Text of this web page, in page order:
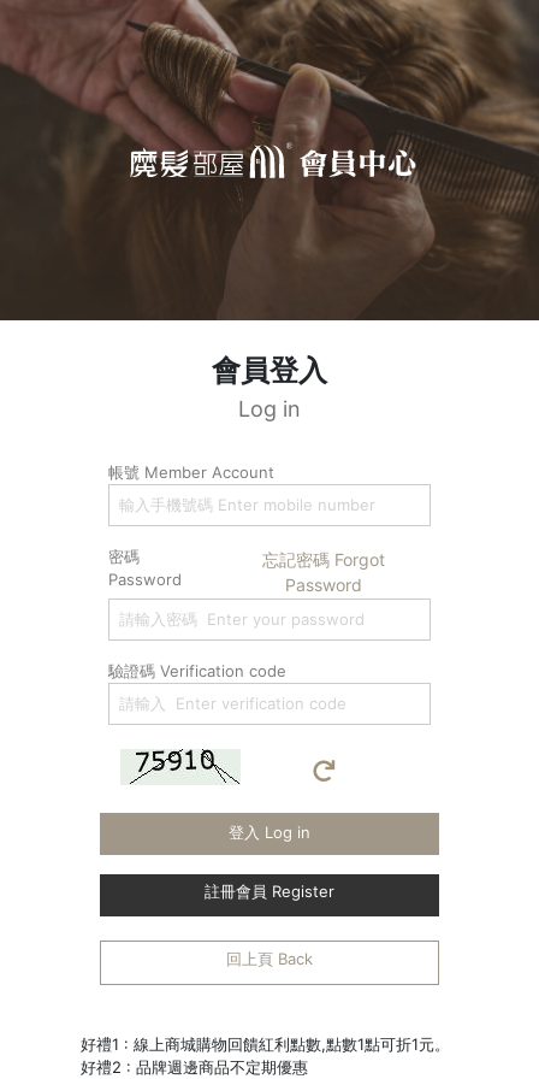
會員登入
Log in
帳號 Member Account
密碼
Password
忘記密碼 Forgot
Password
驗證碼 Verification code
登入 Log in
註冊會員 Register
回上頁 Back
好禮1 : 線上商城購物回饋紅利點數,點數1點可折1元。
好禮2 : 品牌週邊商品不定期優惠